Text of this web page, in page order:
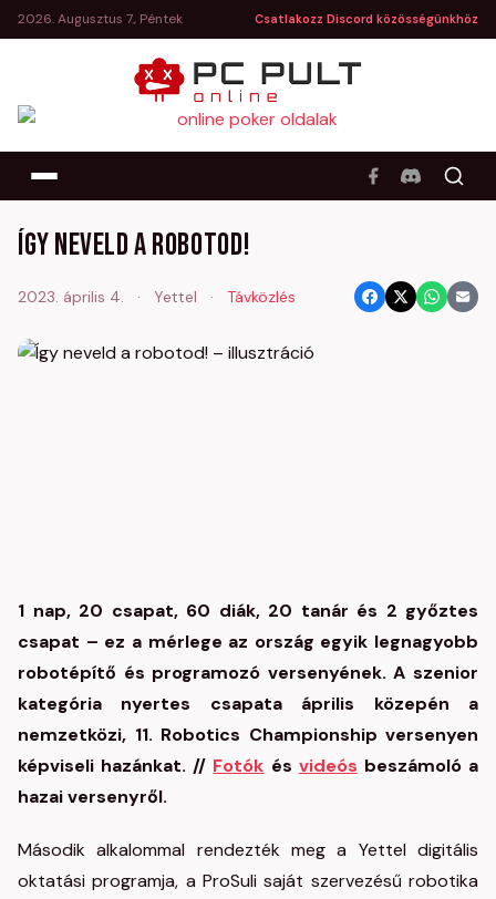
2026. Augusztus 7., Péntek Csatlakozz Discord közösségünkhöz
Így neveld a robotod!
2023. április 4. · Yettel · Távközlés
1 nap, 20 csapat, 60 diák, 20 tanár és 2 győztes
csapat – ez a mérlege az ország egyik legnagyobb
robotépítő és programozó versenyének. A szenior
kategória nyertes csapata április közepén a
nemzetközi, 11. Robotics Championship versenyen
képviseli hazánkat. // Fotók és videós beszámoló a
hazai versenyről.
Második alkalommal rendezték meg a Yettel digitális
oktatási programja, a ProSuli saját szervezésű robotika